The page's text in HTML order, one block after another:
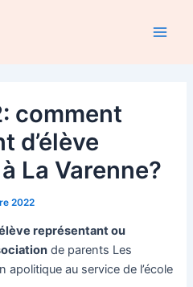
comment
d’élève
La Varenne?
2022
représentant ou
de parents Les
apolitique au service de l’école